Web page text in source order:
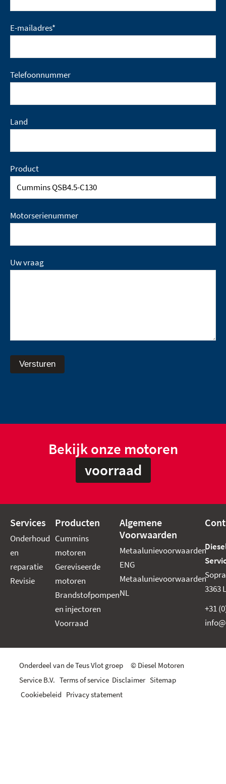
E-mailadres*
Telefoonnummer
Land
Product
Motorserienummer
Uw vraag
Versturen
Bekijk onze motoren
voorraad
Services
Onderhoud
en
reparatie
Revisie
Producten
Cummins
motoren
Gereviseerde
motoren
Brandstofpompen
en injectoren
Voorraad
Algemene
Voorwaarden
Metaalunievoorwaarden
ENG
Metaalunievoorwaarden
NL
3363
+31
Onderdeel van de Teus Vlot groep © Diesel Motoren
Service B.V. Terms of service Disclaimer Sitemap
Cookiebeleid Privacy statement